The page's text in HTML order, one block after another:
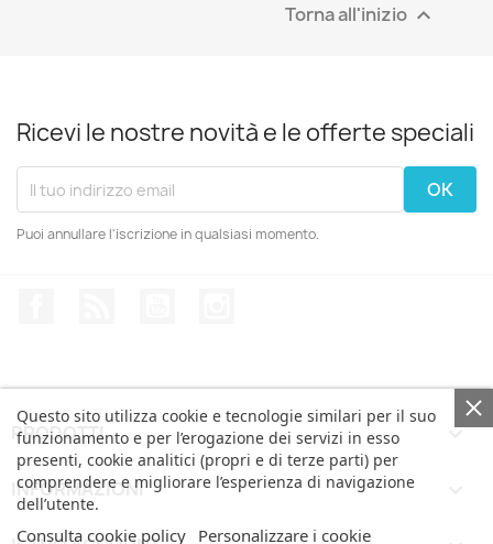
Torna all'inizio 
Ricevi le nostre novità e le offerte speciali
Puoi annullare l'iscrizione in qualsiasi momento.
Questo sito utilizza cookie e tecnologie similari per il suo
funzionamento e per l’erogazione dei servizi in esso
presenti, cookie analitici (propri e di terze parti) per
comprendere e migliorare l’esperienza di navigazione
dell’utente.
Consulta cookie policy Personalizzare i cookie
PRODOTTI 
INFORMAZIONI